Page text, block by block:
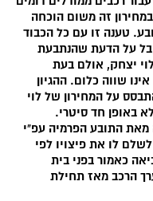
זה משום הוכחה
טענה זו עם כל הכבוד
על הדעת שהנתבעת
יצחק, אולם בעת
שווה כלום. ההגיון
על המחירון של לוי
באופן חד סיטרי.
מאת התובע הפרמיה עפ"י
לו את פיצויו לפי
כאמור בפני בית
הרכב מאז תחילת